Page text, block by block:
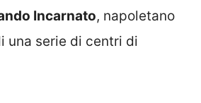
Incarnato, napoletano
una serie di centri di